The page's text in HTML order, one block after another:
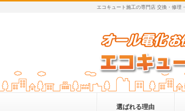
エコキュート施工の専門店 交換・修理
選ばれる理由